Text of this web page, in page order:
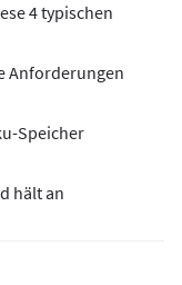
4 typischen
Anforderungen
Speicher
hält an